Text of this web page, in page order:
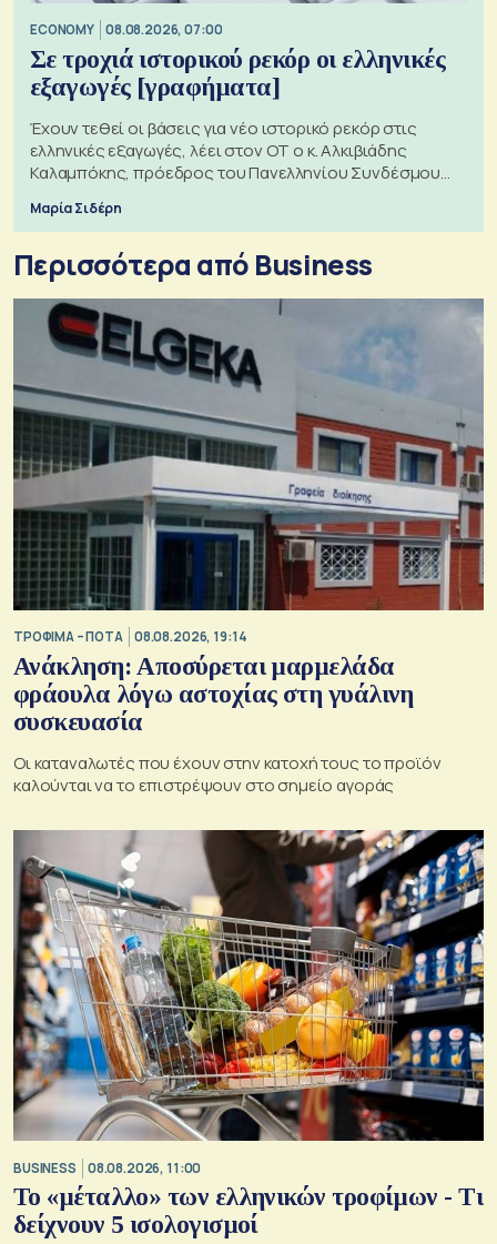
ECONOMY 08.08.2026, 07:00
Σε τροχιά ιστορικού ρεκόρ οι ελληνικές
εξαγωγές [γραφήματα]
Έχουν τεθεί οι βάσεις για νέο ιστορικό ρεκόρ στις
ελληνικές εξαγωγές, λέει στον ΟΤ ο κ. Αλκιβιάδης
Καλαμπόκης, πρόεδρος του Πανελληνίου Συνδέσμου
Μαρία Σιδέρη
Περισσότερα από Business
ΤΡΟΦΙΜΑ – ΠΟΤΑ 08.08.2026, 19:14
Ανάκληση: Αποσύρεται μαρμελάδα
φράουλα λόγω αστοχίας στη γυάλινη
συσκευασία
Οι καταναλωτές που έχουν στην κατοχή τους το προϊόν
καλούνται να το επιστρέψουν στο σημείο αγοράς
BUSINESS 08.08.2026, 11:00
Το «μέταλλο» των ελληνικών τροφίμων - Τι
δείχνουν 5 ισολογισμοί